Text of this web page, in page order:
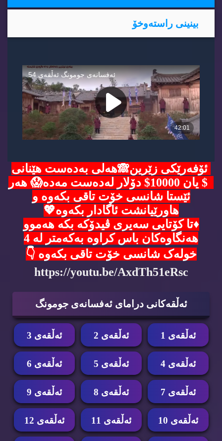
بینینی راسته‌وخۆ
ئۆفەرێکی زێرین🙈هەلی بەدەست هێنانی
5$ یان 10000$ دۆلار لەدەست مەدە😱 هەر
ئێستا شانسی خۆت تاقی بکەوە و
هاورێیانشت ئاگادار بکەوە💖
♦️تا کۆتایی سەیری ڤیدۆکە بکە هەموو
هەنگاوەکان باس کراوە بەکەمتر لە 4
خولەک شانسی خۆت تاقی بکەوە 👇
https://youtu.be/AxdTh51eRsc
ئه‌ڵقه‌كانی درامای ئه‌فسانه‌ی جومونگ
ئه‌ڵقه‌ی 1 ئه‌ڵقه‌ی 2 ئه‌ڵقه‌ی 3
ئه‌ڵقه‌ی 4 ئه‌ڵقه‌ی 5 ئه‌ڵقه‌ی 6
ئه‌ڵقه‌ی 7 ئه‌ڵقه‌ی 8 ئه‌ڵقه‌ی 9
ئه‌ڵقه‌ی 10 ئه‌ڵقه‌ی 11 ئه‌ڵقه‌ی 12